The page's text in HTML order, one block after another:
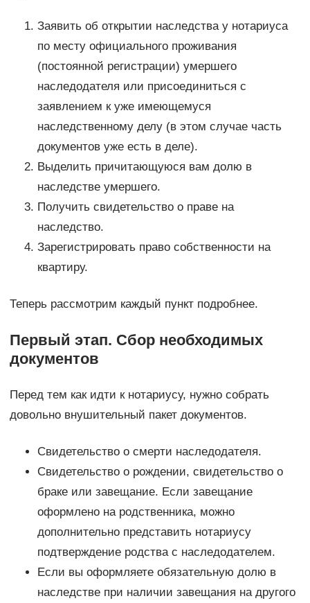
Заявить об открытии наследства у нотариуса
по месту официального проживания
(постоянной регистрации) умершего
наследодателя или присоединиться с
заявлением к уже имеющемуся
наследственному делу (в этом случае часть
документов уже есть в деле).
Выделить причитающуюся вам долю в
наследстве умершего.
Получить свидетельство о праве на
наследство.
Зарегистрировать право собственности на
квартиру.
Теперь рассмотрим каждый пункт подробнее.
Первый этап. Сбор необходимых
документов
Перед тем как идти к нотариусу, нужно собрать
довольно внушительный пакет документов.
Свидетельство о смерти наследодателя.
Свидетельство о рождении, свидетельство о
браке или завещание. Если завещание
оформлено на родственника, можно
дополнительно представить нотариусу
подтверждение родства с наследодателем.
Если вы оформляете обязательную долю в
наследстве при наличии завещания на другого